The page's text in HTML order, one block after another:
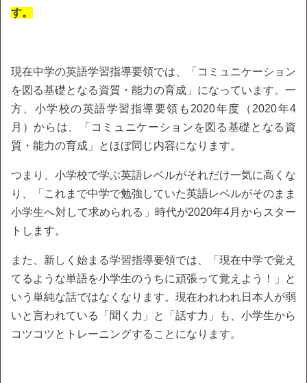
す。
現在中学の英語学習指導要領では、「コミュニケーション
を図る基礎となる資質・能力の育成」になっています。一
方、小学校の英語学習指導要領も2020年度（2020年4
月）からは、「コミュニケーションを図る基礎となる資
質・能力の育成」とほぼ同じ内容になります。
つまり、小学校で学ぶ英語レベルがそれだけ一気に高くな
り、「これまで中学で勉強していた英語レベルがそのまま
小学生へ対して求められる」時代が2020年4月からスター
トします。
また、新しく始まる学習指導要領では、「現在中学で覚え
てるような単語を小学生のうちに頑張って覚えよう！」と
いう単純な話ではなくなります。現在われわれ日本人が弱
いと言われている「聞く力」と「話す力」も、小学生から
コツコツとトレーニングすることになります。